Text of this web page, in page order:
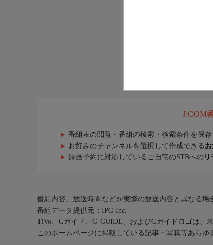
J:COM
番組表の閲覧・番組の検索・検索条件を保
お好みのチャンネルを選択して作成できる
録画予約に対応しているご自宅のSTBへの
番組内容、放送時間などが実際の放送内容と異なる場
番組データ提供元：IPG Inc.
TiVo、Gガイド、G-GUIDE、およびGガイドロゴは、
このホームページに掲載している記事・写真等あらゆ